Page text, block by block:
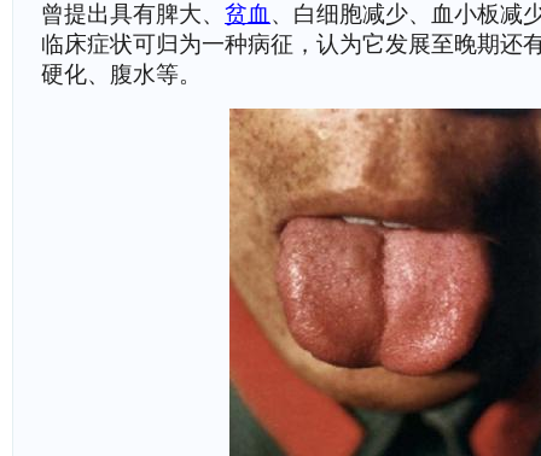
曾提出具有脾大、 贫血 、白细胞减少、血小板减
临床症状可归为一种病征，认为它发展至晚期还
硬化、腹水等。